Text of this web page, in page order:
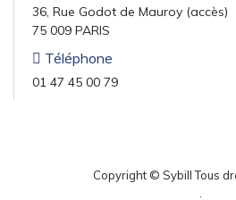
36, Rue Godot de Mauroy (accès)
75 009 PARIS
Téléphone
01 47 45 00 79
Copyright © Sybill Tous